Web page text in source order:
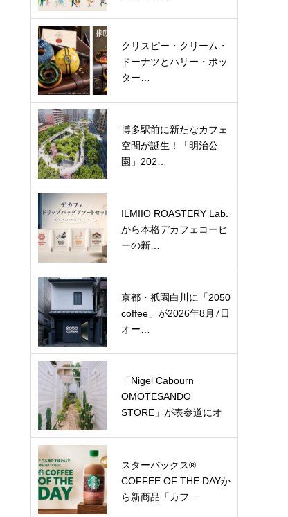
クリスピー・クリーム・
ドーナツとハリー・ポッ
ター…
博多駅前に新たなカフェ
空間が誕生！「明治公
園」202…
ILMIIO ROASTERY Lab.
から本格デカフェコーヒ
ーの新…
京都・祇園白川に「2050
coffee」が2026年8月7日
オー…
「Nigel Cabourn
OMOTESANDO
STORE」が表参道にオ
スターバックス®
COFFEE OF THE DAYか
ら新商品「カフ…